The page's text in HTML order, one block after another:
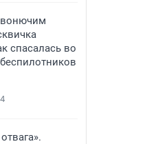
вонючим
спасалась во